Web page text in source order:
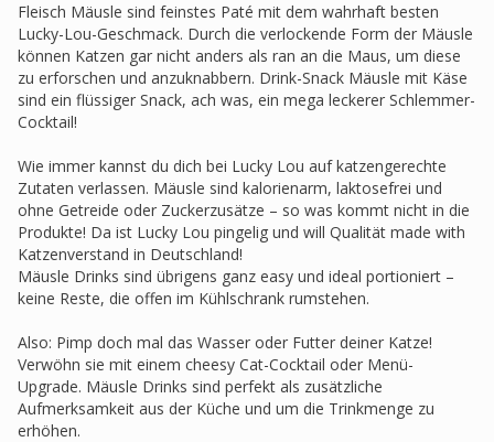
Fleisch Mäusle sind feinstes Paté mit dem wahrhaft besten
Lucky-Lou-Geschmack. Durch die verlockende Form der Mäusle
können Katzen gar nicht anders als ran an die Maus, um diese
zu erforschen und anzuknabbern. Drink-Snack Mäusle mit Käse
sind ein flüssiger Snack, ach was, ein mega leckerer Schlemmer-
Cocktail!
Wie immer kannst du dich bei Lucky Lou auf katzengerechte
Zutaten verlassen. Mäusle sind kalorienarm, laktosefrei und
ohne Getreide oder Zuckerzusätze – so was kommt nicht in die
Produkte! Da ist Lucky Lou pingelig und will Qualität made with
Katzenverstand in Deutschland!
Mäusle Drinks sind übrigens ganz easy und ideal portioniert –
keine Reste, die offen im Kühlschrank rumstehen.
Also: Pimp doch mal das Wasser oder Futter deiner Katze!
Verwöhn sie mit einem cheesy Cat-Cocktail oder Menü-
Upgrade. Mäusle Drinks sind perfekt als zusätzliche
Aufmerksamkeit aus der Küche und um die Trinkmenge zu
erhöhen.